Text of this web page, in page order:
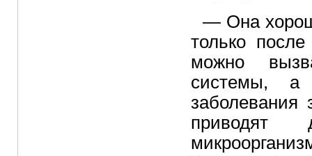
— Она
только
можно
системы,